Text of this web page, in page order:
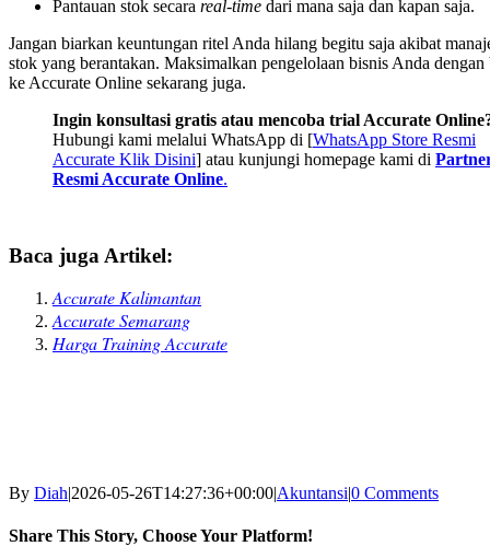
Pantauan stok secara real-time dari mana saja dan kapan saja.
Jangan biarkan keuntungan ritel Anda hilang begitu saja akibat
stok yang berantakan. Maksimalkan pengelolaan bisnis Anda dengan
ke Accurate Online sekarang juga.
Ingin konsultasi gratis atau mencoba trial Accurate
Hubungi kami melalui WhatsApp di [WhatsApp Store Resmi
Accurate Klik Disini] atau kunjungi homepage kami di
Resmi Accurate Online.
Baca juga Artikel:
Accurate Kalimantan
Accurate Semarang
Harga Training Accurate
By Diah|2026-05-26T14:27:36+00:00|Akuntansi|0 Comments
Share This Story, Choose Your Platform!